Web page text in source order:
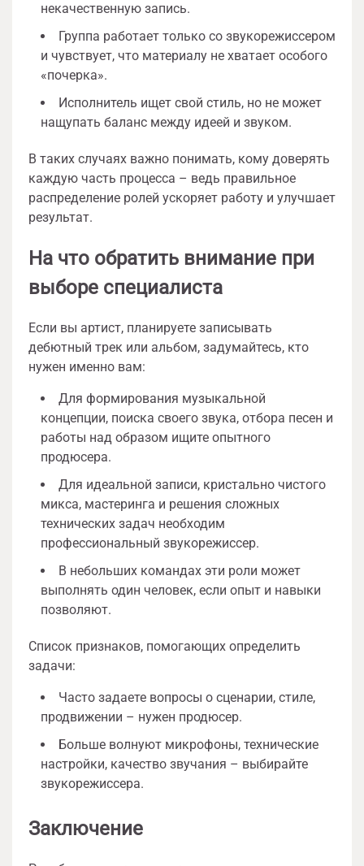
некачественную запись.
Группа работает только со звукорежиссером
и чувствует, что материалу не хватает особого
«почерка».
Исполнитель ищет свой стиль, но не может
нащупать баланс между идеей и звуком.
В таких случаях важно понимать, кому доверять
каждую часть процесса – ведь правильное
распределение ролей ускоряет работу и улучшает
результат.
На что обратить внимание при
выборе специалиста
Если вы артист, планируете записывать
дебютный трек или альбом, задумайтесь, кто
нужен именно вам:
Для формирования музыкальной
концепции, поиска своего звука, отбора песен и
работы над образом ищите опытного
продюсера.
Для идеальной записи, кристально чистого
микса, мастеринга и решения сложных
технических задач необходим
профессиональный звукорежиссер.
В небольших командах эти роли может
выполнять один человек, если опыт и навыки
позволяют.
Список признаков, помогающих определить
задачи:
Часто задаете вопросы о сценарии, стиле,
продвижении – нужен продюсер.
Больше волнуют микрофоны, технические
настройки, качество звучания – выбирайте
звукорежиссера.
Заключение